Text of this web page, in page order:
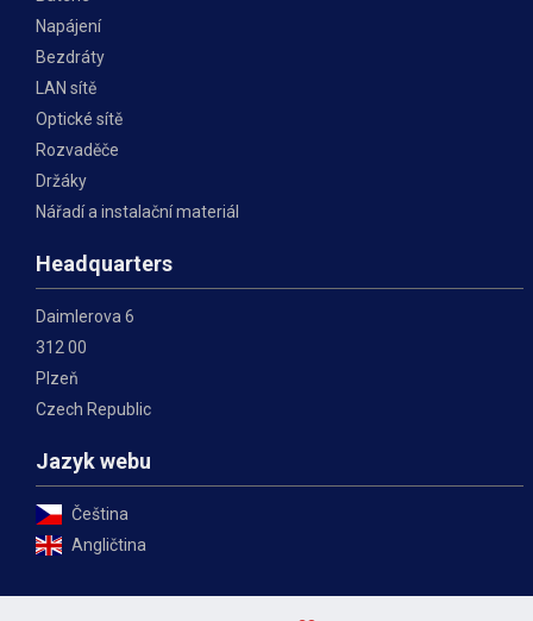
Napájení
Bezdráty
LAN sítě
Optické sítě
Rozvaděče
Držáky
Nářadí a instalační materiál
Headquarters
Daimlerova 6
312 00
Plzeň
Czech Republic
Jazyk webu
Čeština
Angličtina